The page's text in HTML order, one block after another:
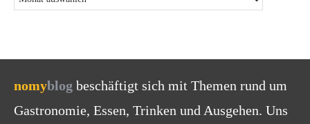
nomyblog beschäftigt sich mit Themen rund um
Gastronomie, Essen, Trinken und Ausgehen. Uns